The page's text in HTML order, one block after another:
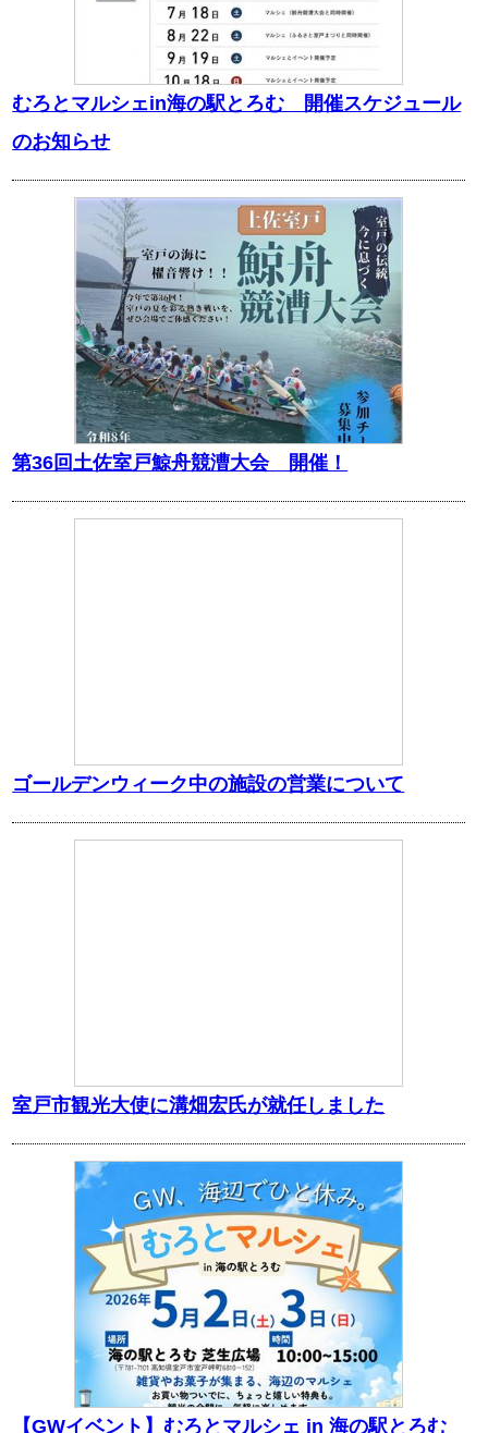
むろとマルシェin海の駅とろむ 開催スケジュール
のお知らせ
第36回土佐室戸鯨舟競漕大会 開催！
ゴールデンウィーク中の施設の営業について
室戸市観光大使に溝畑宏氏が就任しました
【GWイベント】むろとマルシェ in 海の駅とろむ